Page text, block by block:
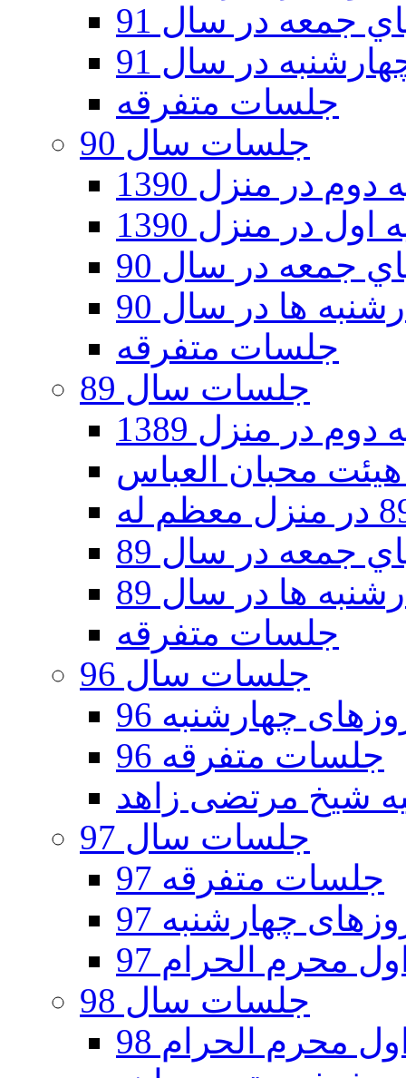
جمعه در سال 91
در سال 91
جلسات متفرقه
جلسات سال 90
در منزل 1390
در منزل 1390
جمعه در سال 90
ها در سال 90
جلسات متفرقه
جلسات سال 89
در منزل 1389
جمعه در سال 89
ها در سال 89
جلسات متفرقه
جلسات سال 96
چهارشنبه 96
جلسات متفرقه 96
جلسات سال 97
جلسات متفرقه 97
چهارشنبه 97
محرم الحرام 97
جلسات سال 98
محرم الحرام 98